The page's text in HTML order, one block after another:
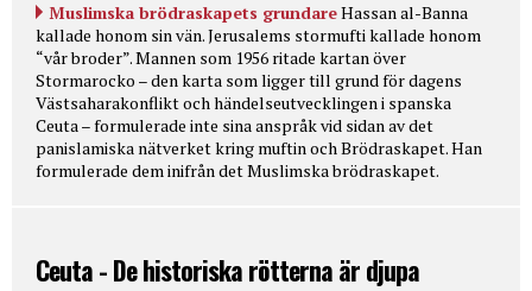
Muslimska brödraskapets grundareHassan al-Banna
kallade honom sin vän. Jerusalems stormufti kallade honom
“vår broder”. Mannen som 1956 ritade kartan över
Stormarocko – den karta som ligger till grund för dagens
Västsaharakonflikt och händelseutvecklingen i spanska
Ceuta – formulerade inte sina anspråk vid sidan av det
panislamiska nätverket kring muftin och Brödraskapet. Han
formulerade dem inifrån det Muslimska brödraskapet.
Ceuta - De historiska rötterna är djupa